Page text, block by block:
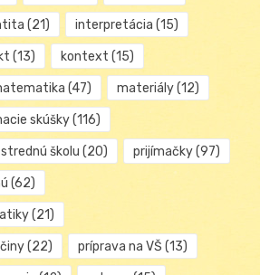
(21) interpretácia (15)
(13) kontext (15)
(47) materiály(12)
skúšky(116)
školu (20) prijímačky(97)
(62)
(21)
(22) príprava na VŠ (13)